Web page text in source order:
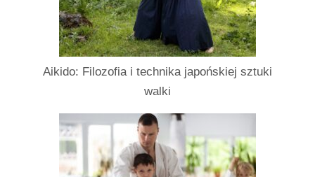
Aikido: Filozofia i technika japońskiej sztuki
walki